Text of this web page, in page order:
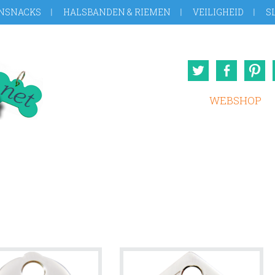
HALSBANDEN & RIEMEN VEILIGHEID
Twitter
WEBSHOP